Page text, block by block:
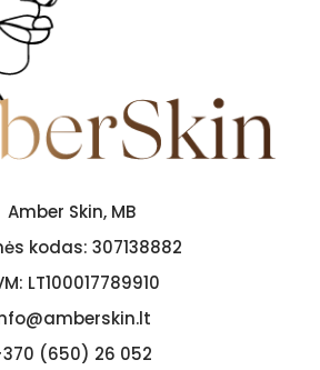
Amber Skin, MB
kodas: 307138882
LT100017789910
(650) 26 052